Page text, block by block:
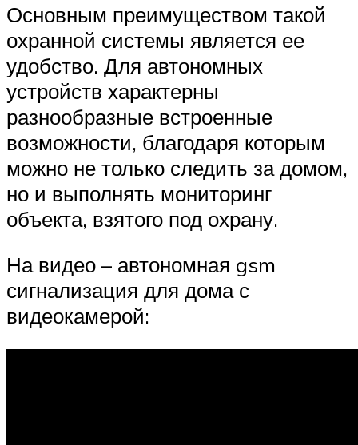
Основным преимуществом такой
охранной системы является ее
удобство. Для автономных
устройств характерны
разнообразные встроенные
возможности, благодаря которым
можно не только следить за домом,
но и выполнять мониторинг
объекта, взятого под охрану.
На видео – автономная gsm
сигнализация для дома с
видеокамерой: